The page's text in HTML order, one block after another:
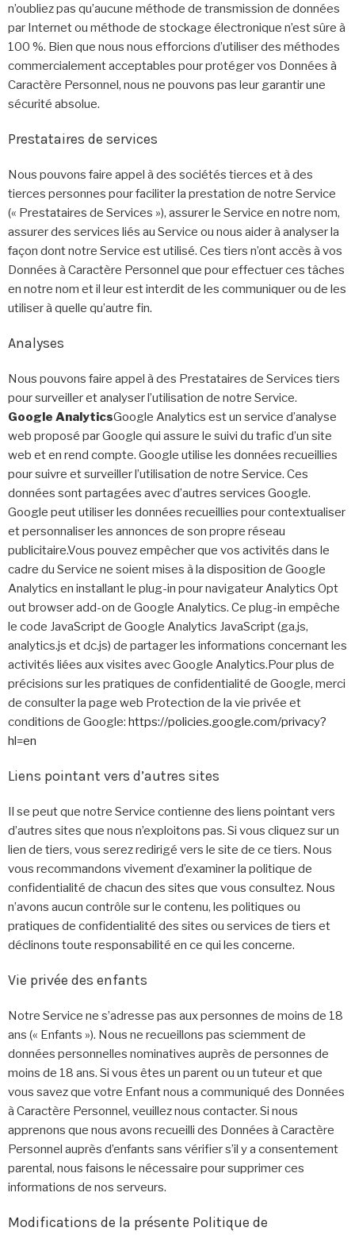
n’oubliez pas qu’aucune méthode de transmission de données
par Internet ou méthode de stockage électronique n’est sûre à
100 %. Bien que nous nous efforcions d’utiliser des méthodes
commercialement acceptables pour protéger vos Données à
Caractère Personnel, nous ne pouvons pas leur garantir une
sécurité absolue.
Prestataires de services
Nous pouvons faire appel à des sociétés tierces et à des
tierces personnes pour faciliter la prestation de notre Service
(« Prestataires de Services »), assurer le Service en notre nom,
assurer des services liés au Service ou nous aider à analyser la
façon dont notre Service est utilisé. Ces tiers n’ont accès à vos
Données à Caractère Personnel que pour effectuer ces tâches
en notre nom et il leur est interdit de les communiquer ou de les
utiliser à quelle qu’autre fin.
Analyses
Nous pouvons faire appel à des Prestataires de Services tiers
pour surveiller et analyser l’utilisation de notre Service.
Google AnalyticsGoogle Analytics est un service d’analyse
web proposé par Google qui assure le suivi du trafic d’un site
web et en rend compte. Google utilise les données recueillies
pour suivre et surveiller l’utilisation de notre Service. Ces
données sont partagées avec d’autres services Google.
Google peut utiliser les données recueillies pour contextualiser
et personnaliser les annonces de son propre réseau
publicitaire.Vous pouvez empêcher que vos activités dans le
cadre du Service ne soient mises à la disposition de Google
Analytics en installant le plug-in pour navigateur Analytics Opt
out browser add-on de Google Analytics. Ce plug-in empêche
le code JavaScript de Google Analytics JavaScript (ga.js,
analytics.js et dc.js) de partager les informations concernant les
activités liées aux visites avec Google Analytics.Pour plus de
précisions sur les pratiques de confidentialité de Google, merci
de consulter la page web Protection de la vie privée et
conditions de Google: https://policies.google.com/privacy?
hl=en
Liens pointant vers d’autres sites
Il se peut que notre Service contienne des liens pointant vers
d’autres sites que nous n’exploitons pas. Si vous cliquez sur un
lien de tiers, vous serez redirigé vers le site de ce tiers. Nous
vous recommandons vivement d’examiner la politique de
confidentialité de chacun des sites que vous consultez. Nous
n’avons aucun contrôle sur le contenu, les politiques ou
pratiques de confidentialité des sites ou services de tiers et
déclinons toute responsabilité en ce qui les concerne.
Vie privée des enfants
Notre Service ne s’adresse pas aux personnes de moins de 18
ans (« Enfants »). Nous ne recueillons pas sciemment de
données personnelles nominatives auprès de personnes de
moins de 18 ans. Si vous êtes un parent ou un tuteur et que
vous savez que votre Enfant nous a communiqué des Données
à Caractère Personnel, veuillez nous contacter. Si nous
apprenons que nous avons recueilli des Données à Caractère
Personnel auprès d’enfants sans vérifier s’il y a consentement
parental, nous faisons le nécessaire pour supprimer ces
informations de nos serveurs.
Modifications de la présente Politique de